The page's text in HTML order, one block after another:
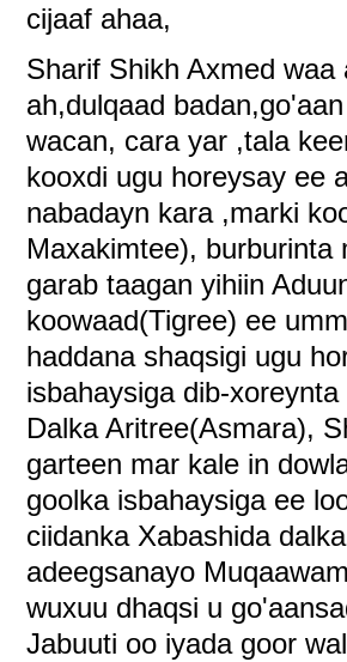
cijaaf ahaa,
Sharif Shikh Axmed
ah,dulqaad
wacan, cara yar ,tala
kooxdi ugu horeysay ee
nabadayn kara ,marki
Maxakimtee), burburinta
garab taagan yihiin
koowaad(Tigree) ee
haddana shaqsigi ugu
isbahaysiga dib-
Dalka Aritree(Asmara),
garteen mar kale in
goolka isbahaysiga ee
ciidanka Xabashida
adeegsanayo
wuxuu dhaqsi u
Jabuuti oo iyada goor